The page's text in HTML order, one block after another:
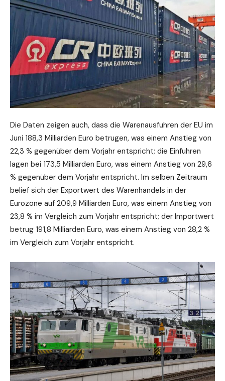
Die Daten zeigen auch, dass die Warenausfuhren der EU im
Juni 188,3 Milliarden Euro betrugen, was einem Anstieg von
22,3 % gegenüber dem Vorjahr entspricht; die Einfuhren
lagen bei 173,5 Milliarden Euro, was einem Anstieg von 29,6
% gegenüber dem Vorjahr entspricht. Im selben Zeitraum
belief sich der Exportwert des Warenhandels in der
Eurozone auf 209,9 Milliarden Euro, was einem Anstieg von
23,8 % im Vergleich zum Vorjahr entspricht; der Importwert
betrug 191,8 Milliarden Euro, was einem Anstieg von 28,2 %
im Vergleich zum Vorjahr entspricht.